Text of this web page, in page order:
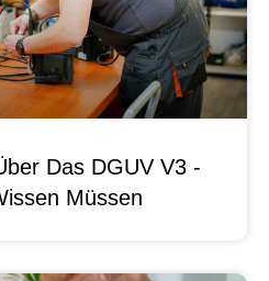
Das DGUV V3 -
Müssen